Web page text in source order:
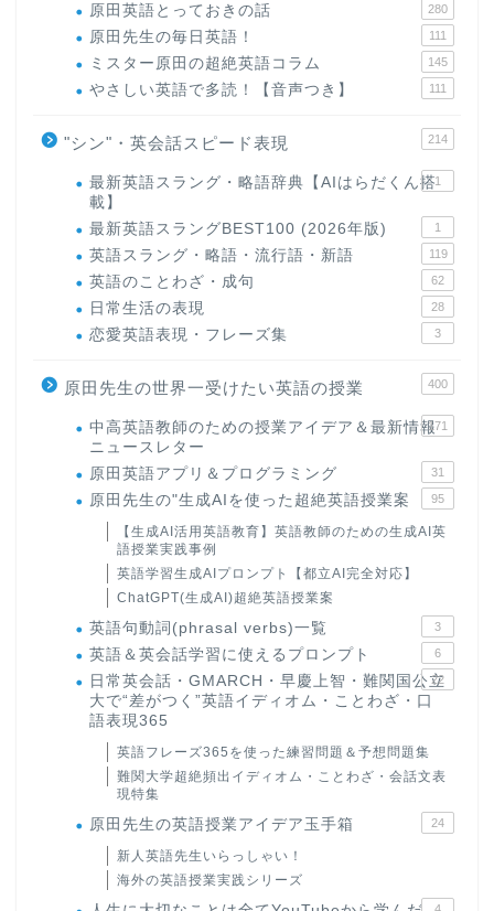
原田英語とっておきの話 280
原田先生の毎日英語！ 111
ミスター原田の超絶英語コラム 145
やさしい英語で多読！【音声つき】 111
"シン"・英会話スピード表現 214
最新英語スラング・略語辞典【AIはらだくん搭
載】
1
最新英語スラングBEST100 (2026年版) 1
英語スラング・略語・流行語・新語 119
英語のことわざ・成句 62
日常生活の表現 28
恋愛英語表現・フレーズ集 3
原田先生の世界一受けたい英語の授業 400
中高英語教師のための授業アイデア＆最新情報
ニュースレター
171
原田英語アプリ＆プログラミング 31
原田先生の"生成AIを使った超絶英語授業案 95
【生成AI活用英語教育】英語教師のための生成AI英
語授業実践事例
英語学習生成AIプロンプト【都立AI完全対応】
ChatGPT(生成AI)超絶英語授業案
英語句動詞(phrasal verbs)一覧 3
英語＆英会話学習に使えるプロンプト 6
日常英会話・GMARCH・早慶上智・難関国公立
大で“差がつく”英語イディオム・ことわざ・口
語表現365
22
英語フレーズ365を使った練習問題＆予想問題集
難関大学超絶頻出イディオム・ことわざ・会話文表
現特集
原田先生の英語授業アイデア玉手箱 24
新人英語先生いらっしゃい！
海外の英語授業実践シリーズ
4